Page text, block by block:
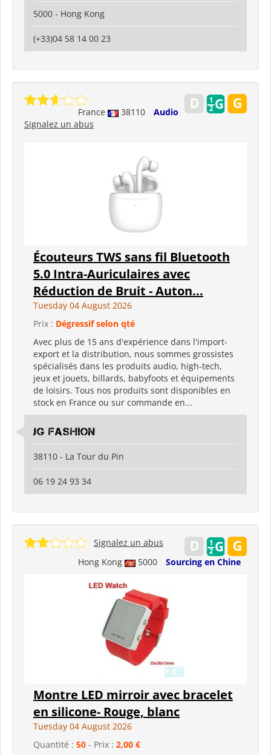
5000 - Hong Kong
(+33)04 58 14 00 23
France 38110
Audio
Signalez un abus
Écouteurs TWS sans fil Bluetooth
5.0 Intra-Auriculaires avec
Réduction de Bruit - Auton...
Tuesday 04 August 2026
Prix : Dégressif selon qté
Avec plus de 15 ans d'expérience dans l'import-
export et la distribution, nous sommes grossistes
spécialisés dans les produits audio, high-tech,
jeux et jouets, billards, babyfoots et équipements
de loisirs. Tous nos produits sont disponibles en
stock en France ou sur commande en...
JG Fashion
38110 - La Tour du Pin
06 19 24 93 34
Hong Kong 5000 Sourcing en Chine
Signalez un abus
Montre LED mirroir avec bracelet
en silicone- Rouge, blanc
Tuesday 04 August 2026
Quantité : 50 - Prix : 2,00 €